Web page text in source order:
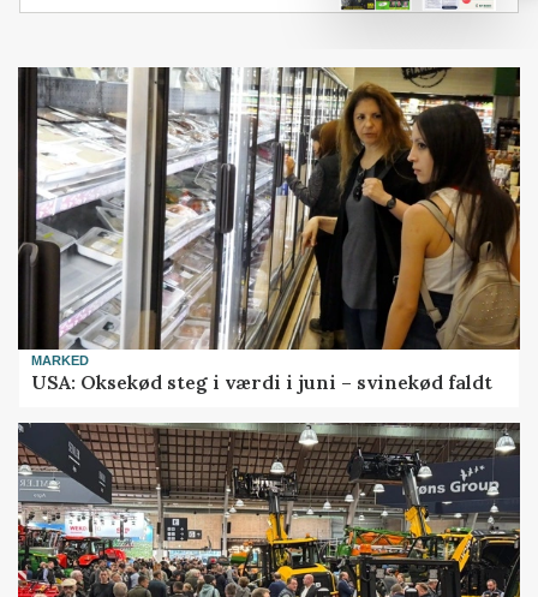
MARKED
USA: Oksekød steg i værdi i juni – svinekød faldt